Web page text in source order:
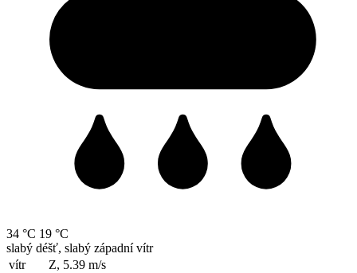
34 °C 19 °C
slabý déšť, slabý západní vítr
vítr
Z, 5.39 m/s